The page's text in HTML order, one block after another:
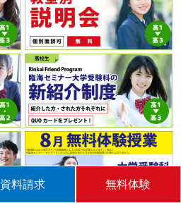
資料請求 無料体験